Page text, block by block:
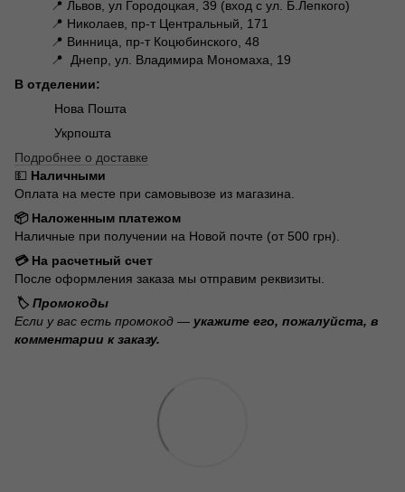
📍 Львов, ул Городоцкая, 39 (вход с ул. Б.Лепкого)
📍 Николаев, пр-т Центральный, 171
📍 Винница, пр-т Коцюбинского, 48
📍 Днепр, ул. Владимира Мономаха, 19
В отделении:
Нова Пошта
Укрпошта
Подробнее о доставке
💵 Наличными
Оплата на месте при самовывозе из магазина.
📦 Наложенным платежом
Наличные при получении на Новой почте (от 500 грн).
💳 На расчетный счет
После оформления заказа мы отправим реквизиты.
🏷️ Промокоды
Если у вас есть промокод — укажите его, пожалуйста, в
комментарии к заказу.